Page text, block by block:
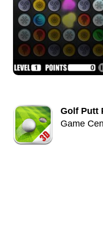
Golf Putt
Game